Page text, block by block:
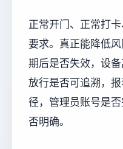
正常开门、正常打
要求。真正能降低
期后是否失效，设
放行是否可追溯，
径，管理员账号是
否明确。